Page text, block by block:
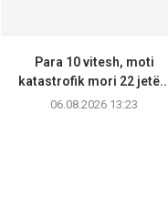
Para 10 vitesh, moti
katastrofik mori 22
06.08.2026 13:23